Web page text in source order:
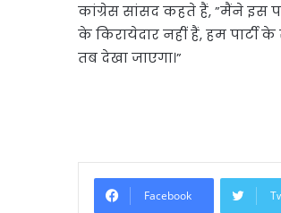
कांग्रेस सांसद कहते हैं, ”मैंने इस
के किरायेदार नहीं हैं, हम
तब देखा जाएगा।”
Facebook